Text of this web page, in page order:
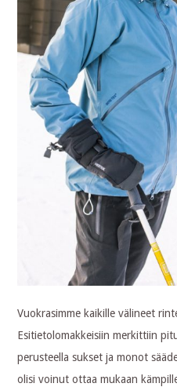
Vuokrasimme kaikille välineet
Esitietolomakkeisiin merkittiin
perusteella sukset ja monot
olisi voinut ottaa mukaan